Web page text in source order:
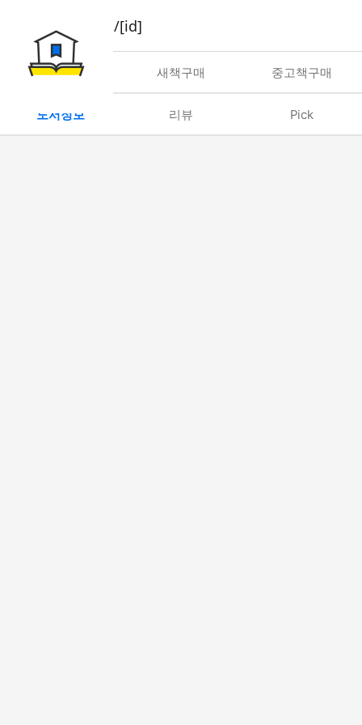
book/rent/[id]
대여 새책구매 중고책구매
도서정보 리뷰 Pick